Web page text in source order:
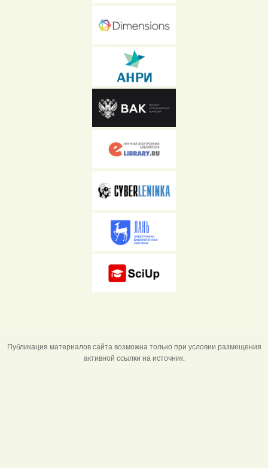
Публикация материалов сайта возможна только при условии размещения
активной ссылки на источник.